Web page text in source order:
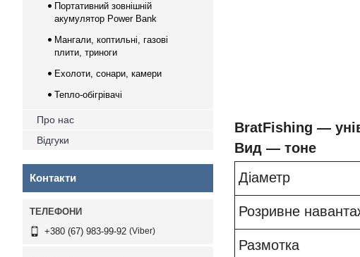
BratFishing —
Вид — тоне
Діаметр
Розривне
Размотка
Портативний зовнішній
акумулятор Power Bank
Мангали, коптильні, газові
плити, триноги
Ехолоти, сонари, камери
Тепло-обігрівачі
Про нас
Відгуки
Контакти
+380 (67) 983-99-92 Viber